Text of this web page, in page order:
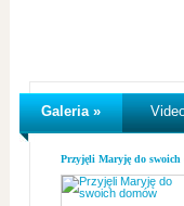
Galeria »
Przyjęli Maryję do swoich